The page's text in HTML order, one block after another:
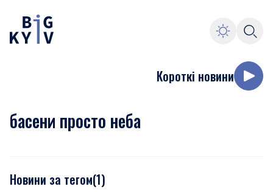
Короткі новини
басени просто неба
Новини за тегом(1)